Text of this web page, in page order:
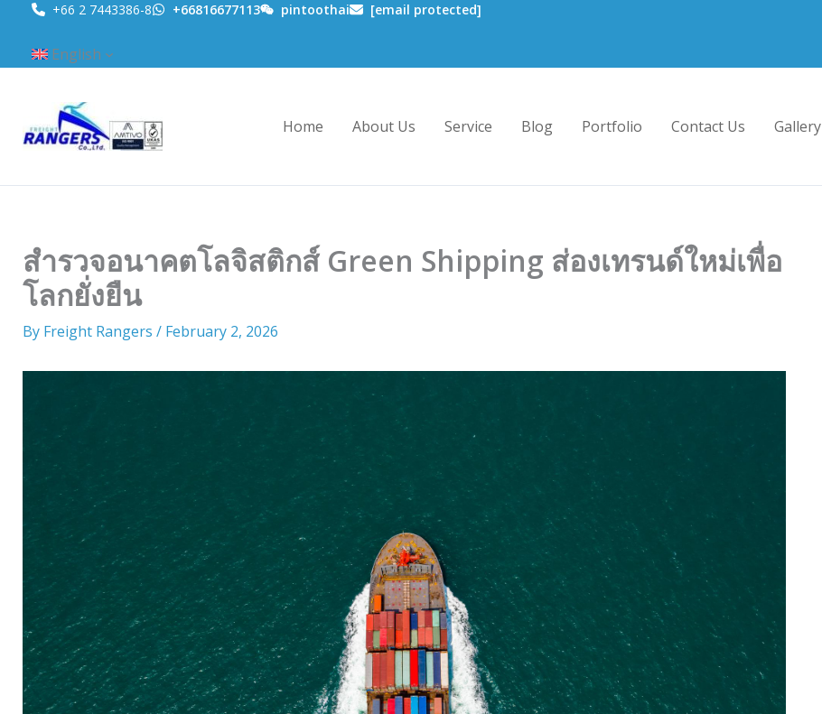
content
+66 2 7443386-8 +66816677113 pintoothai [email protected]
English
Home About Us Service Blog Portfolio Contact Us Gallery
สำรวจอนาคตโลจิสติกส์ Green Shipping ส่องเทรนด์ใหม่เพื่อ
โลกยั่งยืน
By Freight Rangers / February 2, 2026